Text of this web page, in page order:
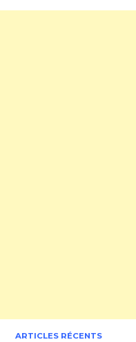
ARTICLES RÉCENTS